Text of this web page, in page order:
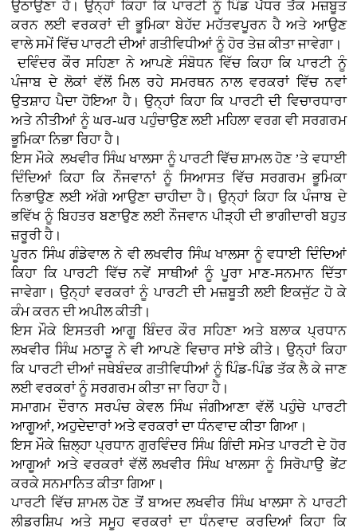
ਉਠਾਉਣਾ ਹੈ। ਉਨ੍ਹਾਂ ਕਿਹਾ ਕਿ ਪਾਰਟੀ ਨੂੰ ਪਿੰਡ ਪੱਧਰ ਤੱਕ ਮਜ਼ਬੂਤ
ਕਰਨ ਲਈ ਵਰਕਰਾਂ ਦੀ ਭੂਮਿਕਾ ਬੇਹੱਦ ਮਹੱਤਵਪੂਰਨ ਹੈ ਅਤੇ ਆਉਣ
ਵਾਲੇ ਸਮੇਂ ਵਿੱਚ ਪਾਰਟੀ ਦੀਆਂ ਗਤੀਵਿਧੀਆਂ ਨੂੰ ਹੋਰ ਤੇਜ਼ ਕੀਤਾ ਜਾਵੇਗਾ।
ਦਵਿੰਦਰ ਕੌਰ ਸਹਿਣਾ ਨੇ ਆਪਣੇ ਸੰਬੋਧਨ ਵਿੱਚ ਕਿਹਾ ਕਿ ਪਾਰਟੀ ਨੂੰ
ਪੰਜਾਬ ਦੇ ਲੋਕਾਂ ਵੱਲੋਂ ਮਿਲ ਰਹੇ ਸਮਰਥਨ ਨਾਲ ਵਰਕਰਾਂ ਵਿੱਚ ਨਵਾਂ
ਉਤਸ਼ਾਹ ਪੈਦਾ ਹੋਇਆ ਹੈ। ਉਨ੍ਹਾਂ ਕਿਹਾ ਕਿ ਪਾਰਟੀ ਦੀ ਵਿਚਾਰਧਾਰਾ
ਅਤੇ ਨੀਤੀਆਂ ਨੂੰ ਘਰ-ਘਰ ਪਹੁੰਚਾਉਣ ਲਈ ਮਹਿਲਾ ਵਰਗ ਵੀ ਸਰਗਰਮ
ਭੂਮਿਕਾ ਨਿਭਾ ਰਿਹਾ ਹੈ।
ਇਸ ਮੌਕੇ ਲਖਵੀਰ ਸਿੰਘ ਖਾਲਸਾ ਨੂੰ ਪਾਰਟੀ ਵਿੱਚ ਸ਼ਾਮਲ ਹੋਣ ’ਤੇ ਵਧਾਈ
ਦਿੰਦਿਆਂ ਕਿਹਾ ਕਿ ਨੌਜਵਾਨਾਂ ਨੂੰ ਸਿਆਸਤ ਵਿੱਚ ਸਰਗਰਮ ਭੂਮਿਕਾ
ਨਿਭਾਉਣ ਲਈ ਅੱਗੇ ਆਉਣਾ ਚਾਹੀਦਾ ਹੈ। ਉਨ੍ਹਾਂ ਕਿਹਾ ਕਿ ਪੰਜਾਬ ਦੇ
ਭਵਿੱਖ ਨੂੰ ਬਿਹਤਰ ਬਣਾਉਣ ਲਈ ਨੌਜਵਾਨ ਪੀੜ੍ਹੀ ਦੀ ਭਾਗੀਦਾਰੀ ਬਹੁਤ
ਜ਼ਰੂਰੀ ਹੈ।
ਪੂਰਨ ਸਿੰਘ ਗੰਡੇਵਾਲ ਨੇ ਵੀ ਲਖਵੀਰ ਸਿੰਘ ਖਾਲਸਾ ਨੂੰ ਵਧਾਈ ਦਿੰਦਿਆਂ
ਕਿਹਾ ਕਿ ਪਾਰਟੀ ਵਿੱਚ ਨਵੇਂ ਸਾਥੀਆਂ ਨੂੰ ਪੂਰਾ ਮਾਣ-ਸਨਮਾਨ ਦਿੱਤਾ
ਜਾਵੇਗਾ। ਉਨ੍ਹਾਂ ਵਰਕਰਾਂ ਨੂੰ ਪਾਰਟੀ ਦੀ ਮਜ਼ਬੂਤੀ ਲਈ ਇਕਜੁੱਟ ਹੋ ਕੇ
ਕੰਮ ਕਰਨ ਦੀ ਅਪੀਲ ਕੀਤੀ।
ਇਸ ਮੌਕੇ ਇਸਤਰੀ ਆਗੂ ਬਿੰਦਰ ਕੌਰ ਸਹਿਣਾ ਅਤੇ ਬਲਾਕ ਪ੍ਰਧਾਨ
ਲਖਵੀਰ ਸਿੰਘ ਮਠਾੜੂ ਨੇ ਵੀ ਆਪਣੇ ਵਿਚਾਰ ਸਾਂਝੇ ਕੀਤੇ। ਉਨ੍ਹਾਂ ਕਿਹਾ
ਕਿ ਪਾਰਟੀ ਦੀਆਂ ਜਥੇਬੰਦਕ ਗਤੀਵਿਧੀਆਂ ਨੂੰ ਪਿੰਡ-ਪਿੰਡ ਤੱਕ ਲੈ ਕੇ ਜਾਣ
ਲਈ ਵਰਕਰਾਂ ਨੂੰ ਸਰਗਰਮ ਕੀਤਾ ਜਾ ਰਿਹਾ ਹੈ।
ਸਮਾਗਮ ਦੌਰਾਨ ਸਰਪੰਚ ਕੇਵਲ ਸਿੰਘ ਜੰਗੀਆਣਾ ਵੱਲੋਂ ਪਹੁੰਚੇ ਪਾਰਟੀ
ਆਗੂਆਂ, ਅਹੁਦੇਦਾਰਾਂ ਅਤੇ ਵਰਕਰਾਂ ਦਾ ਧੰਨਵਾਦ ਕੀਤਾ ਗਿਆ।
ਇਸ ਮੌਕੇ ਜ਼ਿਲ੍ਹਾ ਪ੍ਰਧਾਨ ਗੁਰਵਿੰਦਰ ਸਿੰਘ ਗਿੰਦੀ ਸਮੇਤ ਪਾਰਟੀ ਦੇ ਹੋਰ
ਆਗੂਆਂ ਅਤੇ ਵਰਕਰਾਂ ਵੱਲੋਂ ਲਖਵੀਰ ਸਿੰਘ ਖਾਲਸਾ ਨੂੰ ਸਿਰੋਪਾਉ ਭੇਂਟ
ਕਰਕੇ ਸਨਮਾਨਿਤ ਕੀਤਾ ਗਿਆ।
ਪਾਰਟੀ ਵਿੱਚ ਸ਼ਾਮਲ ਹੋਣ ਤੋਂ ਬਾਅਦ ਲਖਵੀਰ ਸਿੰਘ ਖਾਲਸਾ ਨੇ ਪਾਰਟੀ
ਲੀਡਰਸ਼ਿਪ ਅਤੇ ਸਮੂਹ ਵਰਕਰਾਂ ਦਾ ਧੰਨਵਾਦ ਕਰਦਿਆਂ ਕਿਹਾ ਕਿ